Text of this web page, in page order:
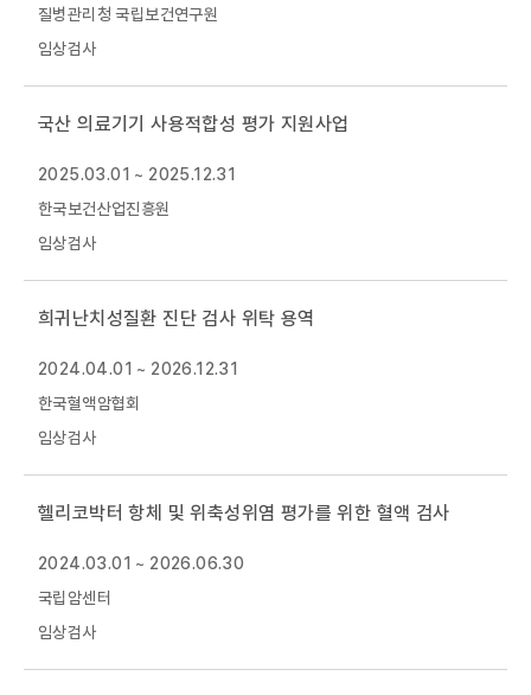
질병관리청 국립보건연구원
임상검사
국산 의료기기 사용적합성 평가 지원사업
2025.03.01 ~ 2025.12.31
한국보건산업진흥원
임상검사
희귀난치성질환 진단 검사 위탁 용역
2024.04.01 ~ 2026.12.31
한국혈액암협회
임상검사
헬리코박터 항체 및 위축성위염 평가를 위한 혈액 검사
2024.03.01 ~ 2026.06.30
국립암센터
임상검사